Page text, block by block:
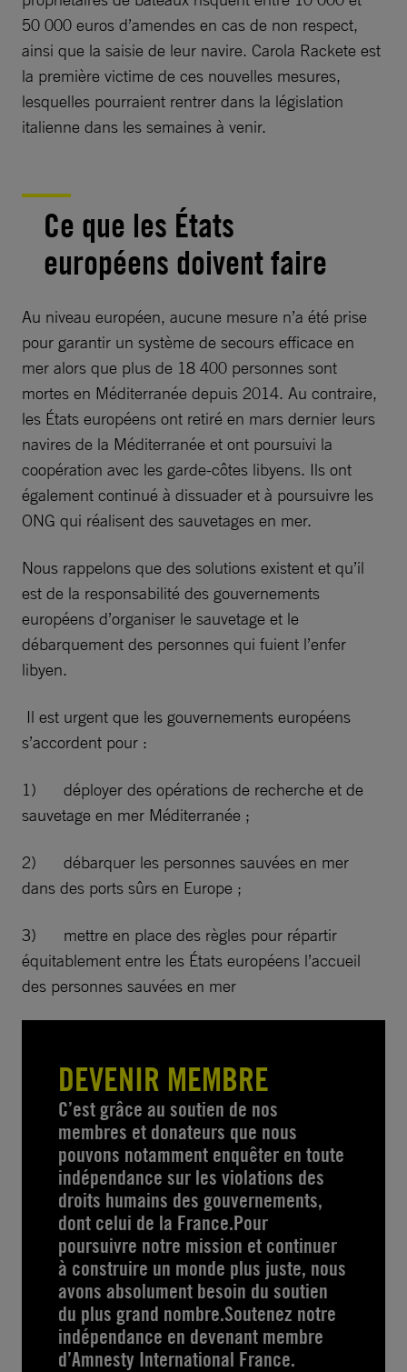
50 000 euros d’amendes en cas de non respect,
ainsi que la saisie de leur navire. Carola Rackete est
la première victime de ces nouvelles mesures,
lesquelles pourraient rentrer dans la législation
italienne dans les semaines à venir.
Ce que les États
européens doivent faire
Au niveau européen, aucune mesure n’a été prise
pour garantir un système de secours efficace en
mer alors que plus de 18 400 personnes sont
mortes en Méditerranée depuis 2014. Au contraire,
les États européens ont retiré en mars dernier leurs
navires de la Méditerranée et ont poursuivi la
coopération avec les garde-côtes libyens. Ils ont
également continué à dissuader et à poursuivre les
ONG qui réalisent des sauvetages en mer.
Nous rappelons que des solutions existent et qu’il
est de la responsabilité des gouvernements
européens d’organiser le sauvetage et le
débarquement des personnes qui fuient l’enfer
libyen.
Il est urgent que les gouvernements européens
s’accordent pour :
1) déployer des opérations de recherche et de
sauvetage en mer Méditerranée ;
2) débarquer les personnes sauvées en mer
dans des ports sûrs en Europe ;
3) mettre en place des règles pour répartir
équitablement entre les États européens l’accueil
des personnes sauvées en mer
DEVENIR MEMBRE
C’est grâce au soutien de nos
membres et donateurs que nous
pouvons notamment enquêter en toute
indépendance sur les violations des
droits humains des gouvernements,
dont celui de la France.Pour
poursuivre notre mission et continuer
à construire un monde plus juste, nous
avons absolument besoin du soutien
du plus grand nombre.Soutenez notre
indépendance en devenant membre
d’Amnesty International France.